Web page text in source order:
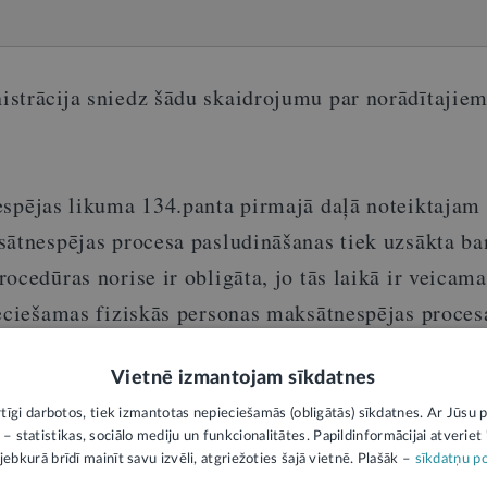
sniedz šādu skaidrojumu par norādītajiem
likuma 134.panta pirmajā daļā noteiktajam
procesa pasludināšanas tiek uzsākta
norise ir obligāta, jo tās laikā ir
fiziskās personas maksātnespējas
maksātnespējas procesa pieteikumā
pilnvērtīgu kreditoru interešu aizsardzību,
Vietnē izmantojam sīkdatnes
darbotos, tiek izmantotas nepieciešamās (obligātās) sīkdatnes. Ar Jūsu
statistikas, sociālo mediju un funkcionalitātes. Papildinformācijai atveriet
brīdī mainīt savu izvēli, atgriežoties šajā vietnē. Plašāk – sīkdatņu